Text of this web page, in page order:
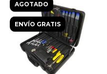
AGOTADO
ENVÍO GRATIS